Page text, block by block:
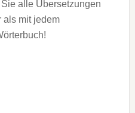
alle Übersetzungen
als mit jedem